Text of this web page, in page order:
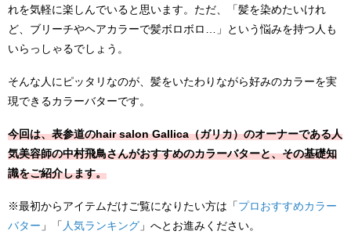
れを気軽に楽しんでいると思います。ただ、「髪を染めたいけれ
ど、ブリーチやヘアカラーで髪ボロボロ…」という悩みを持つ人も
いらっしゃるでしょう。
そんな人にピッタリなのが、髪をいたわりながら好みのカラーを実
現できるカラーバターです。
今回は、表参道のhair salon Gallica（ガリカ）のオーナーである人
気美容師の中村飛鳥さんがおすすめのカラーバターと、その基礎知
識をご紹介します。
※最初からアイテムだけご覧になりたい方は「プロおすすめカラー
バター 」「 人気ランキング 」へとお進みください。